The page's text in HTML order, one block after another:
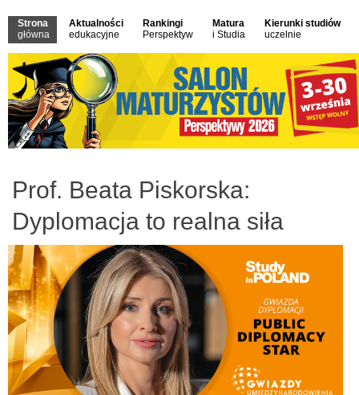
Strona
główna
Aktualności
edukacyjne
Rankingi
Perspektyw
Matura
i Studia
Kierunki studiów
uczelnie
Prof. Beata Piskorska:
Dyplomacja to realna siła